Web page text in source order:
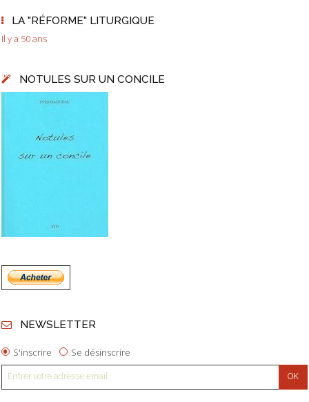
LA "RÉFORME" LITURGIQUE
Il y a 50 ans
NOTULES SUR UN CONCILE
NEWSLETTER
S'inscrire Se désinscrire